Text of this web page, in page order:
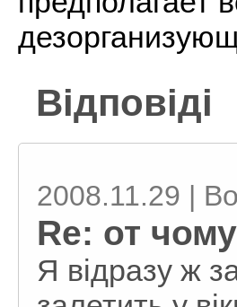
Відповіді
2008.11.29 |
Re: от
Я відразу ж